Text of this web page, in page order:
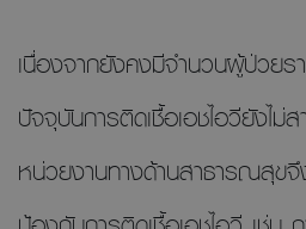
เนื่องจากยังคงมีจำนวนผู้ป่วยร
ปัจจุบันการติดเชื้อเอชไอวียังไม่
หน่วยงานทางด้านสาธารณสุข